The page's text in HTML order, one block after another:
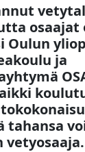
osaajat
Oulun
ja
tahansa
vetyosaaja.